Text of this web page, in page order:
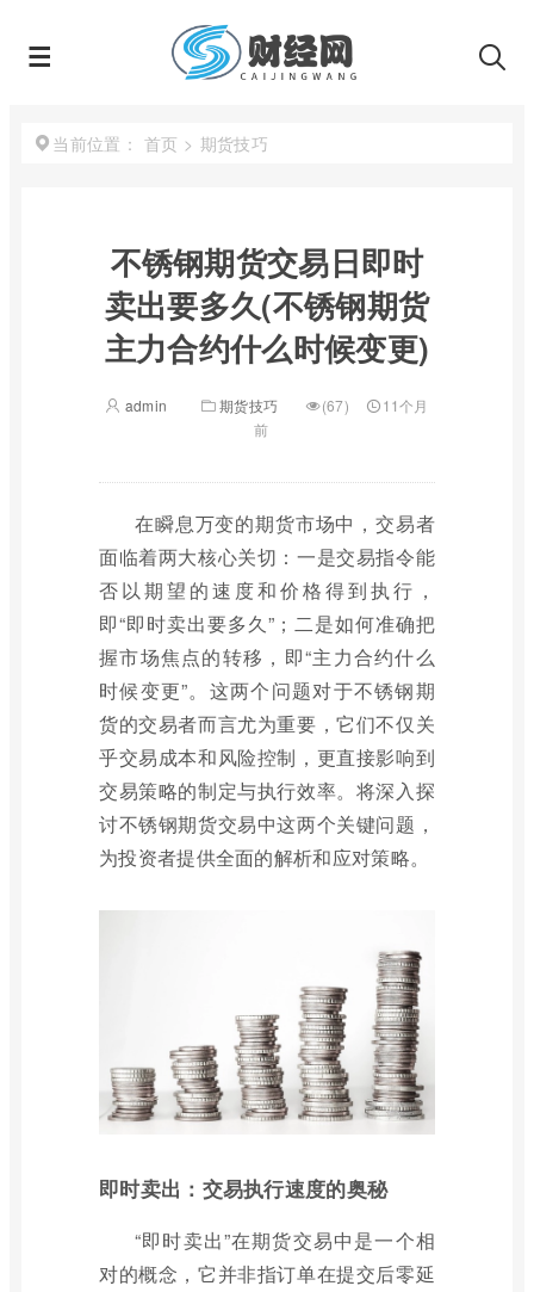
当前位置： 首页 > 期货技巧
不锈钢期货交易日即时
卖出要多久(不锈钢期货
主力合约什么时候变更)
admin 期货技巧 (67)
11个月
前
在瞬息万变的期货市场中，交易者
面临着两大核心关切：一是交易指令能
否以期望的速度和价格得到执行，
即“即时卖出要多久”；二是如何准确把
握市场焦点的转移，即“主力合约什么
时候变更”。这两个问题对于不锈钢期
货的交易者而言尤为重要，它们不仅关
乎交易成本和风险控制，更直接影响到
交易策略的制定与执行效率。将深入探
讨不锈钢期货交易中这两个关键问题，
为投资者提供全面的解析和应对策略。
即时卖出：交易执行速度的奥秘
“即时卖出”在期货交易中是一个相
对的概念，它并非指订单在提交后零延